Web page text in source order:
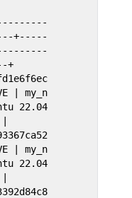
+-----
+
| my_n
22.04
| my_n
22.04